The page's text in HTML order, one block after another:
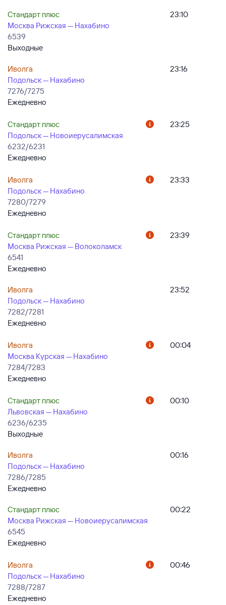
Стандарт плюс
Москва Рижская — Нахабино
6539
Выходные
23:10
Иволга
Подольск — Нахабино
7276/7275
Ежедневно
23:16
Стандарт плюс
Подольск — Новоиерусалимская
6232/6231
Ежедневно
23:25
Иволга
Подольск — Нахабино
7280/7279
Ежедневно
23:33
Стандарт плюс
Москва Рижская — Волоколамск
6541
Ежедневно
23:39
Иволга
Подольск — Нахабино
7282/7281
Ежедневно
23:52
Иволга
Москва Курская — Нахабино
7284/7283
Ежедневно
00:04
Стандарт плюс
Львовская — Нахабино
6236/6235
Выходные
00:10
Иволга
Подольск — Нахабино
7286/7285
Ежедневно
00:16
Стандарт плюс
Москва Рижская — Новоиерусалимская
6545
Ежедневно
00:22
Иволга
Подольск — Нахабино
7288/7287
Ежедневно
00:46